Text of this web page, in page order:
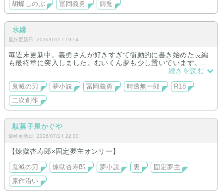
胡蝶しのぶ
冨岡義勇 錆兎
水縁
最終更新日: 2026/07/17 19:54
毎週末更新中。義勇さんが好きすぎて衝動的に書き始めた長編
も最終章に突入しました。むいくん夢も少し置いています。よ
続きを読む
鬼滅の刃 夢小説 冨岡義勇 時透無一郎
R18
二次創作
駄菓子屋かぐや
最終更新日: 2026/07/14 22:00
【煉獄杏寿郎×固定夢主オンリー】
鬼滅の刃 煉獄杏寿郎 夢小説 裏
固定夢主
原作沿い